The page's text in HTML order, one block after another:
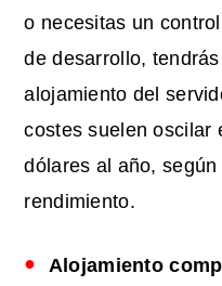
o necesitas un
de desarrollo,
alojamiento del
costes suelen oscilar
dólares al año,
rendimiento.
Alojamiento